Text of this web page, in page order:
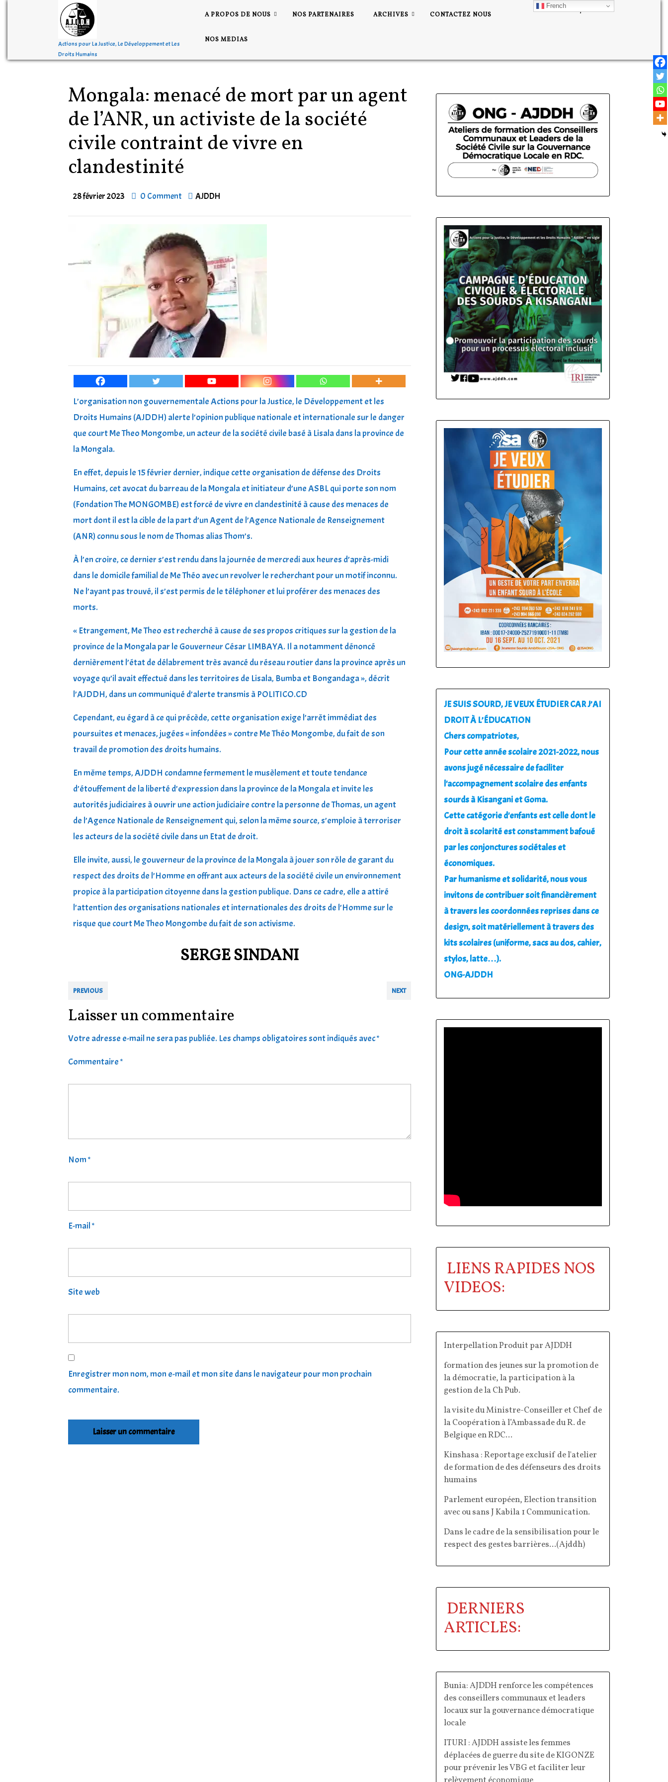
Actions pour La Justice, Le Développement et Les
Droits Humains
A PROPOS DE NOUS NOS PARTENAIRES ARCHIVES CONTACTEZ NOUS
NOS MEDIAS
Mongala: menacé de mort par un agent
de l’ANR, un activiste de la société
civile contraint de vivre en
clandestinité
28 février 2023 0 Comment AJDDH
L’organisation non gouvernementale Actions pour la Justice, le Développement et les
Droits Humains (AJDDH) alerte l’opinion publique nationale et internationale sur le danger
que court Me Theo Mongombe, un acteur de la société civile basé à Lisala dans la province de
la Mongala.
En effet, depuis le 15 février dernier, indique cette organisation de défense des Droits
Humains, cet avocat du barreau de la Mongala et initiateur d’une ASBL qui porte son nom
(Fondation The MONGOMBE) est forcé de vivre en clandestinité à cause des menaces de
mort dont il est la cible de la part d’un Agent de l’Agence Nationale de Renseignement
(ANR) connu sous le nom de Thomas alias Thom’s.
À l’en croire, ce dernier s’est rendu dans la journée de mercredi aux heures d’après-midi
dans le domicile familial de Me Théo avec un revolver le recherchant pour un motif inconnu.
Ne l’ayant pas trouvé, il s’est permis de le téléphoner et lui proférer des menaces des
morts.
« Etrangement, Me Theo est recherché à cause de ses propos critiques sur la gestion de la
province de la Mongala par le Gouverneur César LIMBAYA. Il a notamment dénoncé
dernièrement l’état de délabrement très avancé du réseau routier dans la province après un
voyage qu’il avait effectué dans les territoires de Lisala, Bumba et Bongandaga », décrit
l’AJDDH, dans un communiqué d’alerte transmis à POLITICO.CD
Cependant, eu égard à ce qui précède, cette organisation exige l’arrêt immédiat des
poursuites et menaces, jugées « infondées » contre Me Théo Mongombe, du fait de son
travail de promotion des droits humains.
En même temps, AJDDH condamne fermement le musèlement et toute tendance
d’étouffement de la liberté d’expression dans la province de la Mongala et invite les
autorités judiciaires à ouvrir une action judiciaire contre la personne de Thomas, un agent
de l’Agence Nationale de Renseignement qui, selon la même source, s’emploie à terroriser
les acteurs de la société civile dans un Etat de droit.
Elle invite, aussi, le gouverneur de la province de la Mongala à jouer son rôle de garant du
respect des droits de l’Homme en offrant aux acteurs de la société civile un environnement
propice à la participation citoyenne dans la gestion publique. Dans ce cadre, elle a attiré
l’attention des organisations nationales et internationales des droits de l’Homme sur le
risque que court Me Theo Mongombe du fait de son activisme.
SERGE SINDANI
PREVIOUS NEXT
Laisser un commentaire
Votre adresse e-mail ne sera pas publiée. Les champs obligatoires sont indiqués avec*
Commentaire*
Nom*
E-mail*
Site web
Enregistrer mon nom, mon e-mail et mon site dans le navigateur pour mon prochain
commentaire.
JE SUIS SOURD, JE VEUX ÉTUDIER CAR J’AI
DROIT À L’ÉDUCATION
Chers compatriotes,
Pour cette année scolaire 2021-2022, nous
avons jugé nécessaire de faciliter
l'accompagnement scolaire des enfants
sourds à Kisangani et Goma.
Cette catégorie d'enfants est celle dont le
droit à scolarité est constamment bafoué
par les conjonctures sociétales et
économiques.
Par humanisme et solidarité, nous vous
invitons de contribuer soit financièrement
à travers les coordonnées reprises dans ce
design, soit matériellement à travers des
kits scolaires (uniforme, sacs au dos, cahier,
stylos, latte…).
ONG-AJDDH
LIENS RAPIDES NOS
VIDEOS:
Interpellation Produit par AJDDH
formation des jeunes sur la promotion de
la démocratie, la participation à la
gestion de la Ch Pub.
la visite du Ministre-Conseiller et Chef de
la Coopération à l’Ambassade du R. de
Belgique en RDC...
Kinshasa : Reportage exclusif de l'atelier
de formation de des défenseurs des droits
humains
Parlement européen, Election transition
avec ou sans J Kabila 1 Communication.
Dans le cadre de la sensibilisation pour le
respect des gestes barrières...(Ajddh)
DERNIERS
ARTICLES:
Bunia: AJDDH renforce les compétences
des conseillers communaux et leaders
locaux sur la gouvernance démocratique
locale
ITURI : AJDDH assiste les femmes
déplacées de guerre du site de KIGONZE
pour prévenir les VBG et faciliter leur
French